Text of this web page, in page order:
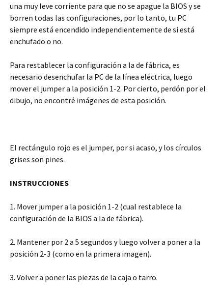
una muy leve corriente para que no se apague la BIOS y se
borren todas las configuraciones, por lo tanto, tu PC
siempre está encendido independientemente de si está
enchufado o no.
Para restablecer la configuración a la de fábrica, es
necesario desenchufar la PC de la línea eléctrica, luego
mover el jumper a la posición 1-2. Por cierto, perdón por el
dibujo, no encontré imágenes de esta posición.
El rectángulo rojo es el jumper, por si acaso, y los círculos
grises son pines.
INSTRUCCIONES
1. Mover jumper a la posición 1-2 (cual restablece la
configuración de la BIOS a la de fábrica).
2. Mantener por 2 a 5 segundos y luego volver a poner a la
posición 2-3 (como en la primera imagen).
3. Volver a poner las piezas de la caja o tarro.